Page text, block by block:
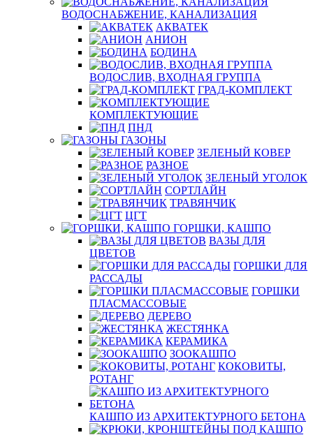
ВОДОСНАБЖЕНИЕ, КАНАЛИЗАЦИЯ
АКВАТЕК
АНИОН
БОДИНА
ВОДОСЛИВ, ВХОДНАЯ ГРУППА
ГРАД-КОМПЛЕКТ
КОМПЛЕКТУЮЩИЕ
ПНД
ГАЗОНЫ
ЗЕЛЕНЫЙ КОВЕР
РАЗНОЕ
ЗЕЛЕНЫЙ УГОЛОК
СОРТЛАЙН
ТРАВЯНЧИК
ЦГТ
ГОРШКИ, КАШПО
ВАЗЫ ДЛЯ
ЦВЕТОВ
ГОРШКИ ДЛЯ
РАССАДЫ
ГОРШКИ
ПЛАСМАССОВЫЕ
ДЕРЕВО
ЖЕСТЯНКА
КЕРАМИКА
ЗООКАШПО
КОКОВИТЫ,
РОТАНГ
КАШПО ИЗ АРХИТЕКТУРНОГО БЕТОНА